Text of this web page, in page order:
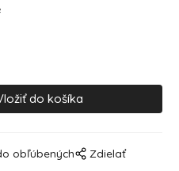
obľúbených Zdielať